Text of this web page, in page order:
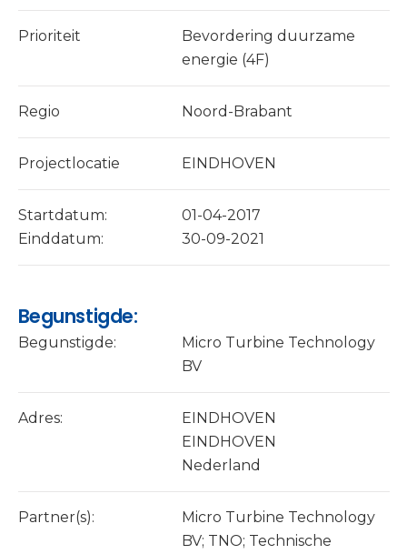
Prioriteit
Bevordering duurzame
energie (4F)
Regio Noord-Brabant
Projectlocatie EINDHOVEN
Startdatum:
01-04-2017
Einddatum:
30-09-2021
Begunstigde:
Begunstigde:
Micro Turbine Technology
BV
Adres:
EINDHOVEN
EINDHOVEN
Nederland
Partner(s):
Micro Turbine Technology
BV; TNO; Technische